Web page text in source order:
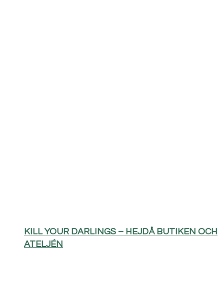
KILL YOUR DARLINGS – HEJDÅ BUTIKEN OCH
ATELJÉN